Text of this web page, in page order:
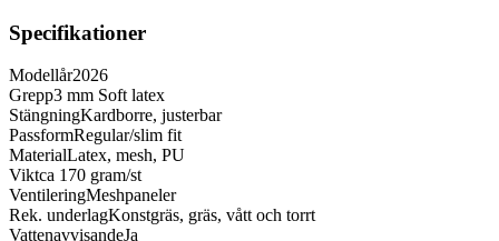
Specifikationer
Modellår2026
Grepp3 mm Soft latex
StängningKardborre, justerbar
PassformRegular/slim fit
MaterialLatex, mesh, PU
Viktca 170 gram/st
VentileringMeshpaneler
Rek. underlagKonstgräs, gräs, vått och torrt
VattenavvisandeJa